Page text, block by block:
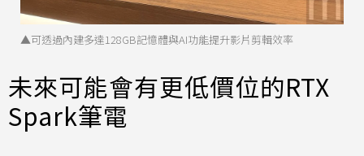
▲可透過內建多達128GB記憶體與AI功能提升影片剪輯效率
未來可能會有更低價位的RTX
Spark筆電